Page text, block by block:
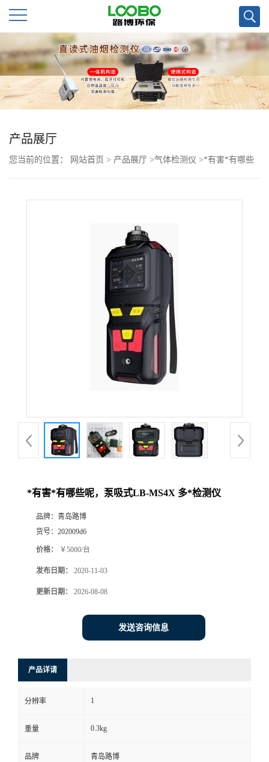
公
司
首
页
公
品
系
产品展厅
您当前的位置： 网站首页 > 产品展厅 >气体检测仪 >*有害*有哪些
*有害*有哪些呢，泵吸式LB-MS4X 多*检测仪
品牌： 青岛路博
货号： 202009d6
价格： ￥5000/台
发布日期： 2020-11-03
更新日期： 2026-08-08
发送咨询信息
产品详请
分辨率 1
重量 0.3kg
品牌 青岛路博